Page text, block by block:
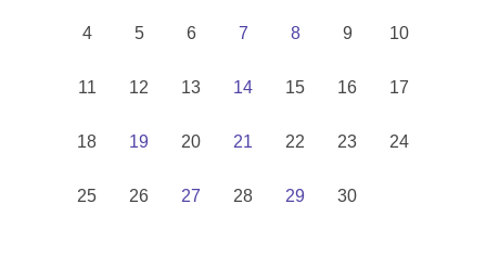
4 5 6 7 8 9 10
11 12 13 14 15 16 17
18 19 20 21 22 23 24
25 26 27 28 29 30